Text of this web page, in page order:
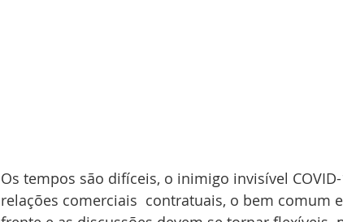
Os tempos são difíceis, o inimigo invisível
relações comerciais  contratuais, o bem comum